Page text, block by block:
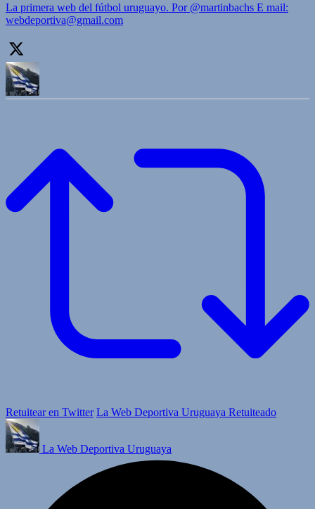
La primera web del fútbol uruguayo. Por @martinbachs E mail:
webdeportiva@gmail.com
Retuitear en Twitter La Web Deportiva Uruguaya Retuiteado
La Web Deportiva Uruguaya